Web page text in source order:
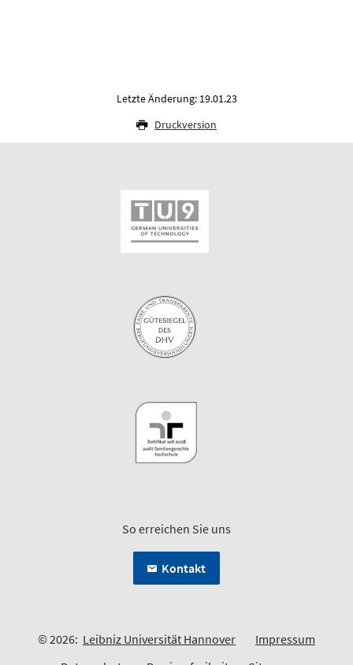
Letzte Änderung: 19.01.23
Druckversion
So erreichen Sie uns
Kontakt
© 2026: Leibniz Universität Hannover
Impressum